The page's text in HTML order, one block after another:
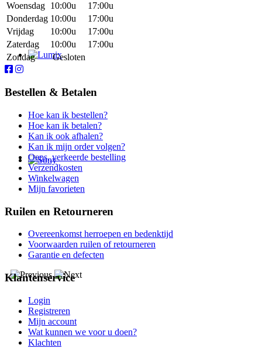
Woensdag 10:00u
17:00u
Donderdag 10:00u
17:00u
Vrijdag
10:00u
17:00u
Zaterdag
10:00u
17:00u
Zondag
Gesloten
Bestellen & Betalen
Hoe kan ik bestellen?
Hoe kan ik betalen?
Kan ik ook afhalen?
Kan ik mijn order volgen?
Oeps, verkeerde bestelling
Verzendkosten
Winkelwagen
Mijn favorieten
Ruilen en Retourneren
Overeenkomst herroepen en bedenktijd
Voorwaarden ruilen of retourneren
Garantie en defecten
Klantenservice
Login
Registreren
Mijn account
Wat kunnen we voor u doen?
Klachten